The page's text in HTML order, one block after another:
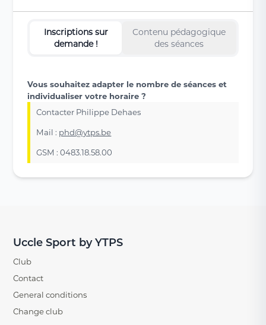
Inscriptions sur
demande !
Contenu pédagogique
des séances
Vous souhaitez adapter le nombre de séances et
individualiser votre horaire ?
Contacter Philippe Dehaes
Mail : phd@ytps.be
GSM : 0483.18.58.00
Uccle Sport by YTPS
Club
Contact
General conditions
Change club